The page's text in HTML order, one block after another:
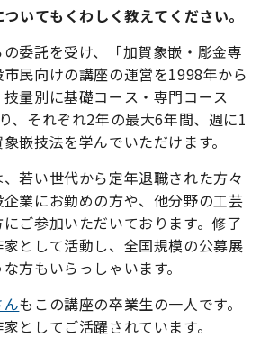
ついてもくわしく教えてください。
委託を受け、「加賀象嵌・彫金専
民向けの講座の運営を1998年から
量別に基礎コース・専門コース
、それぞれ2年の最大6年間、週に1
嵌技法を学んでいただけます。
若い世代から定年退職された方々
業にお勤めの方や、他分野の工芸
ご参加いただいております。修了
として活動し、全国規模の公募展
方もいらっしゃいます。
もこの講座の卒業生の一人です。
としてご活躍されています。